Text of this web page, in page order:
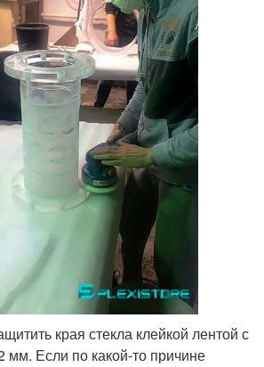
края стекла клейкой лентой с
мм. Если по какой-то причине